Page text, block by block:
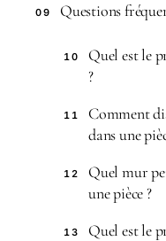
09 Questions
10
Quel est le
?
11
Comment
dans une
12
Quel mur
une pièce ?
13 Quel est le